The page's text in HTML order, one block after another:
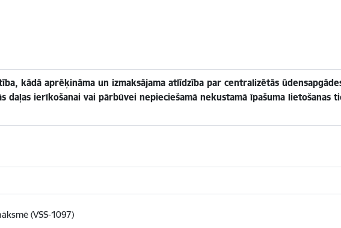
kādā aprēķināma un izmaksājama atlīdzība par centralizētās
daļas ierīkošanai vai pārbūvei nepieciešamā nekustamā īpašuma lietošanas
(VSS-1097)